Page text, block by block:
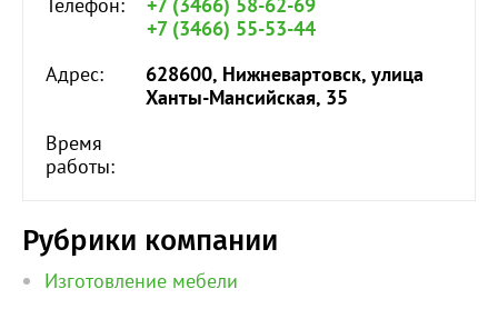
Телефон:
+7 (3466) 58-62-69
+7 (3466) 55-53-44
Адрес:
628600, Нижневартовск, улица
Ханты-Мансийская, 35
Время
работы:
Рубрики компании
Изготовление мебели